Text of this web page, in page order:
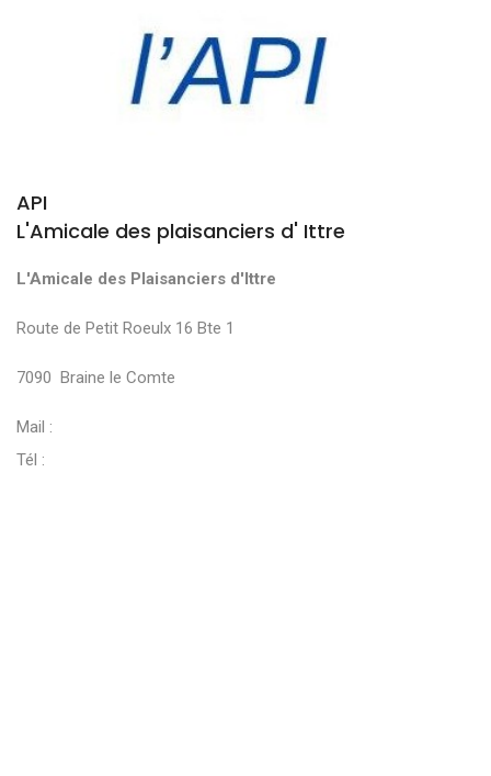
API
L'Amicale des plaisanciers d' Ittre
L'Amicale des Plaisanciers d'Ittre
Route de Petit Roeulx 16 Bte 1
7090 Braine le Comte
Mail :
Tél :